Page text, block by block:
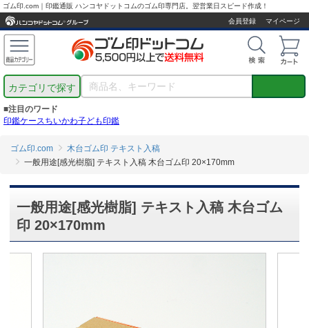
ゴム印.com｜印鑑通販 ハンコヤドットコムのゴム印専門店。翌営業日スピード作成！
会員登録
マイページ
カテゴリで探す
■注目のワード
印鑑ケースちいかわ子ども印鑑
ゴム印.com
木台ゴム印 テキスト入稿
一般用途[感光樹脂] テキスト入稿 木台ゴム印 20×170mm
一般用途[感光樹脂] テキスト入稿 木台ゴム
印 20×170mm